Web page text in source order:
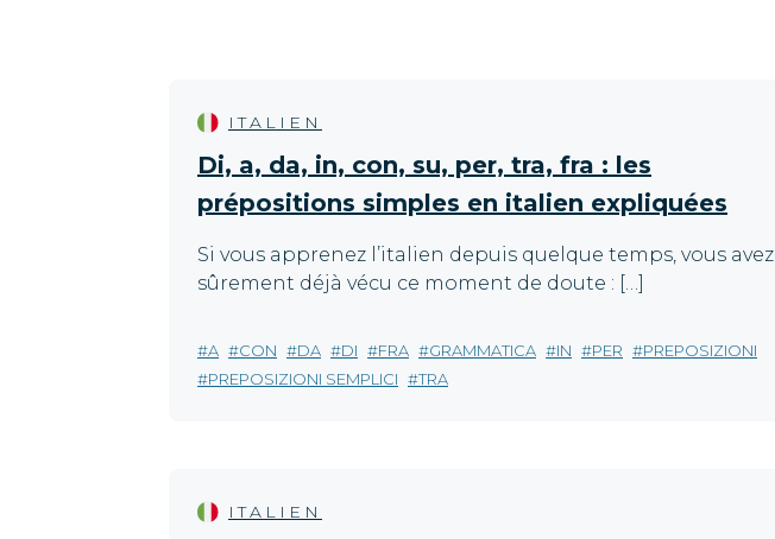
ITALIEN
Di, a, da, in, con, su, per, tra, fra : les
prépositions simples en italien expliquées
Si vous apprenez l’italien depuis quelque temps, vous avez
sûrement déjà vécu ce moment de doute : […]
A CON DA DI FRA GRAMMATICA IN PER
PREPOSIZIONI
PREPOSIZIONI SEMPLICI
TRA
ITALIEN